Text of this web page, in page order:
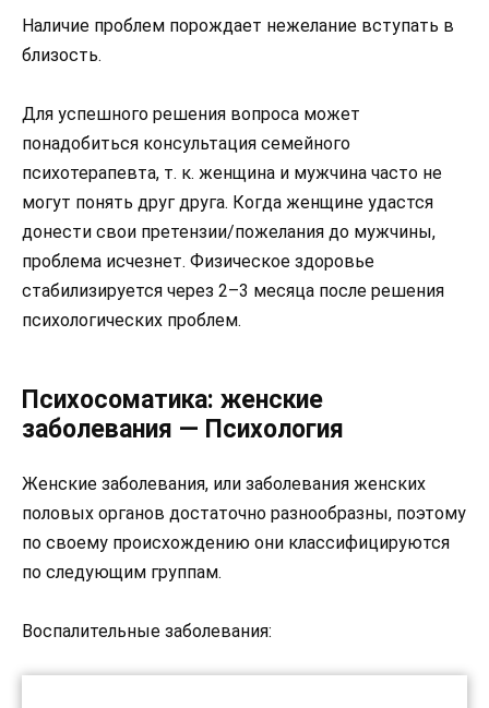
Наличие проблем порождает нежелание вступать в
близость.
Для успешного решения вопроса может
понадобиться консультация семейного
психотерапевта, т. к. женщина и мужчина часто не
могут понять друг друга. Когда женщине удастся
донести свои претензии/пожелания до мужчины,
проблема исчезнет. Физическое здоровье
стабилизируется через 2–3 месяца после решения
психологических проблем.
Психосоматика: женские
заболевания — Психология
Женские заболевания, или заболевания женских
половых органов достаточно разнообразны, поэтому
по своему происхождению они классифицируются
по следующим группам.
Воспалительные заболевания: